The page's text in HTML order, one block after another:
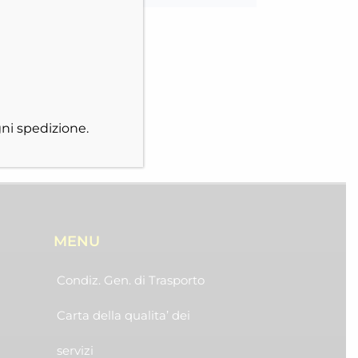
MENU
Condiz. Gen. di Trasporto
Carta della qualita’ dei
servizi
spedizione.